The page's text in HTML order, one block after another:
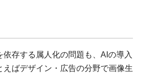
存する属人化の問題も、AIの導入
えばデザイン・広告の分野で画像生